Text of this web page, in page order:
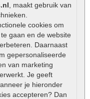
, maakt gebruik van
cookies om
gaan en de website
Daarnaast
gepersonaliseerde
van marketing
Je geeft
je hieronder
accepteren? Dan